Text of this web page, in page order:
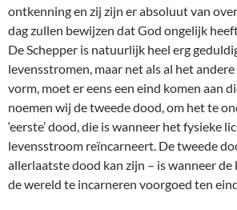
ontkenning en zij zijn er absoluut van
dag zullen bewijzen dat God ongelijk
De Schepper is natuurlijk heel erg
levensstromen, maar net als al het
vorm, moet er eens een eind komen aan
noemen wij de tweede dood, om het te
‘eerste’ dood, die is wanneer het fysieke
levensstroom reïncarneert. De tweede
allerlaatste dood kan zijn – is wanneer de
de wereld te incarneren voorgoed ten